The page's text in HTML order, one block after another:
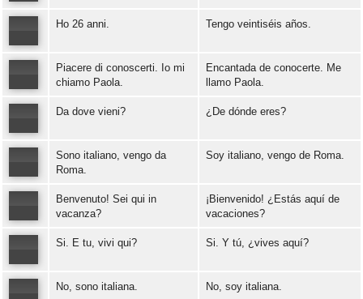
Error loading: "https://www.idiomaspc.com/curso-aprender-italiano-basico/audio/3005.mp3"
Ho 26 anni. Tengo veintiséis años.
Piacere di conoscerti. Io mi
chiamo Paola.
Encantada de conocerte. Me
llamo Paola.
Error loading: "https://www.idiomaspc.com/curso-aprender-italiano-basico/audio/3007.mp3"
Da dove vieni? ¿De dónde eres?
Error loading: "https://www.idiomaspc.com/curso-aprender-italiano-basico/audio/3008.mp3"
Sono italiano, vengo da
Roma.
Soy italiano, vengo de Roma.
Benvenuto! Sei qui in
vacanza?
¡Bienvenido! ¿Estás aquí de
vacaciones?
Si. E tu, vivi qui? Si. Y tú, ¿vives aquí?
No, sono italiana. No, soy italiana.